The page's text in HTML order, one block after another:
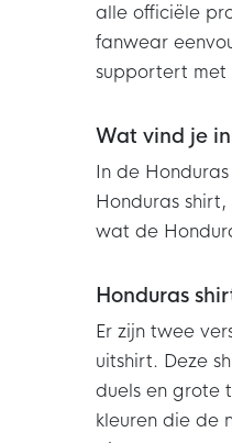
alle officiële
fanwear
supportert met
Wat vind je
In de
Honduras
wat de
Honduras
Er zijn twee
uitshirt. Deze
duels en grote
kleuren die de